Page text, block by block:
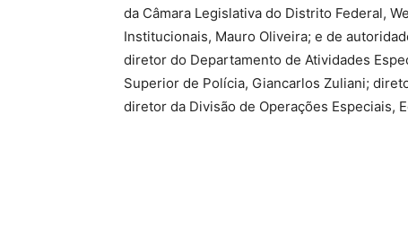
da Câmara Legislativa do Distrito Federal,
Institucionais, Mauro Oliveira; e de
diretor do Departamento de Atividades
Superior de Polícia, Giancarlos Zuliani;
diretor da Divisão de Operações Especiais,